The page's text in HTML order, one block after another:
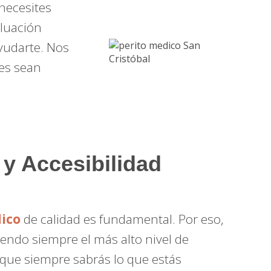
Nos
sean
Accesibilidad
de calidad es fundamental. Por eso,
siempre el más alto nivel de
siempre sabrás lo que estás